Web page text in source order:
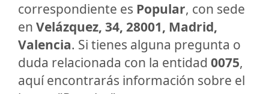
correspondiente es Popular, con sede
en Velázquez, 34, 28001, Madrid,
Valencia. Si tienes alguna pregunta o
duda relacionada con la entidad 0075,
aquí encontrarás información sobre el